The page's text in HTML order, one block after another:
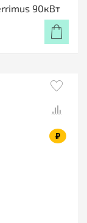
90кВт
₽